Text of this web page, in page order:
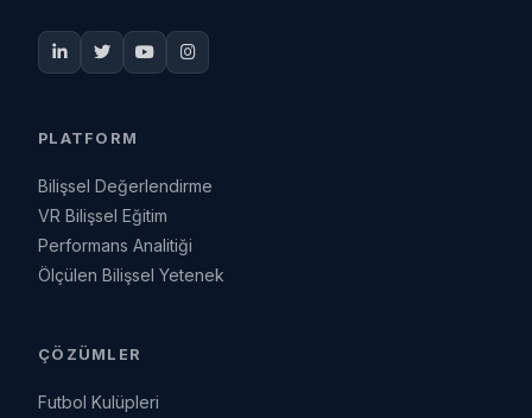
PLATFORM
Bilişsel Değerlendirme
VR Bilişsel Eğitim
Performans Analitiği
Ölçülen Bilişsel Yetenek
ÇÖZÜMLER
Futbol Kulüpleri